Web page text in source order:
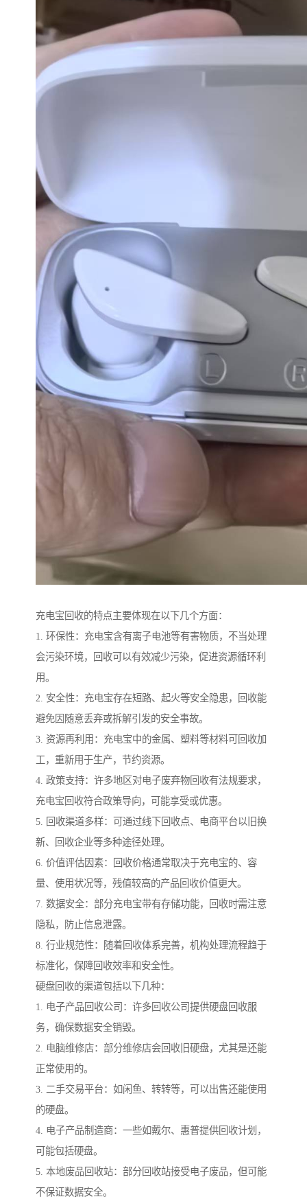
充电宝回收的特点主要体现在以下几个方面：
1. 环保性：充电宝含有离子电池等有害物质，不当处理
会污染环境，回收可以有效减少污染，促进资源循环利
用。
2. 安全性：充电宝存在短路、起火等安全隐患，回收能
避免因随意丢弃或拆解引发的安全事故。
3. 资源再利用：充电宝中的金属、塑料等材料可回收加
工，重新用于生产，节约资源。
4. 政策支持：许多地区对电子废弃物回收有法规要求，
充电宝回收符合政策导向，可能享受或优惠。
5. 回收渠道多样：可通过线下回收点、电商平台以旧换
新、回收企业等多种途径处理。
6. 价值评估因素：回收价格通常取决于充电宝的、容
量、使用状况等，残值较高的产品回收价值更大。
7. 数据安全：部分充电宝带有存储功能，回收时需注意
隐私，防止信息泄露。
8. 行业规范性：随着回收体系完善，机构处理流程趋于
标准化，保障回收效率和安全性。
硬盘回收的渠道包括以下几种：
1. 电子产品回收公司：许多回收公司提供硬盘回收服
务，确保数据安全销毁。
2. 电脑维修店：部分维修店会回收旧硬盘，尤其是还能
正常使用的。
3. 二手交易平台：如闲鱼、转转等，可以出售还能使用
的硬盘。
4. 电子产品制造商：一些如戴尔、惠普提供回收计划，
可能包括硬盘。
5. 本地废品回收站：部分回收站接受电子废品，但可能
不保证数据安全。